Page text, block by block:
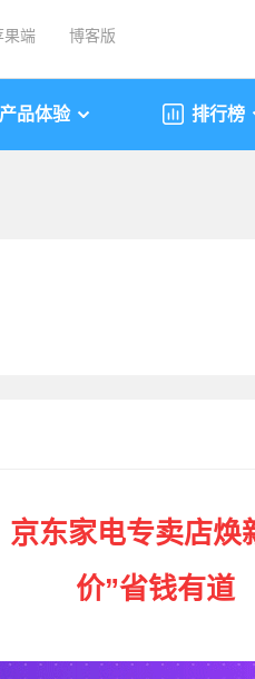
果端 博客版
产品体验 排行榜
东家电专卖店焕
价”省钱有道